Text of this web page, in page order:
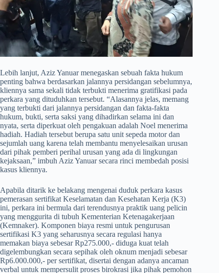
​Lebih lanjut, Aziz Yanuar menegaskan sebuah fakta hukum
penting bahwa berdasarkan jalannya persidangan sebelumnya,
kliennya sama sekali tidak terbukti menerima gratifikasi pada
perkara yang dituduhkan tersebut. “Alasannya jelas, memang
yang terbukti dari jalannya persidangan dan fakta-fakta
hukum, bukti, serta saksi yang dihadirkan selama ini dan
nyata, serta diperkuat oleh pengakuan adalah Noel menerima
hadiah. Hadiah tersebut berupa satu unit sepeda motor dan
sejumlah uang karena telah membantu menyelesaikan urusan
dari pihak pemberi perihal urusan yang ada di lingkungan
kejaksaan,” imbuh Aziz Yanuar secara rinci membedah posisi
kasus kliennya.
​Apabila ditarik ke belakang mengenai duduk perkara kasus
pemerasan sertifikat Keselamatan dan Kesehatan Kerja (K3)
ini, perkara ini bermula dari terendusnya praktik uang pelicin
yang menggurita di tubuh Kementerian Ketenagakerjaan
(Kemnaker). Komponen biaya resmi untuk pengurusan
sertifikasi K3 yang seharusnya secara regulasi hanya
memakan biaya sebesar Rp275.000,- diduga kuat telah
digelembungkan secara sepihak oleh oknum menjadi sebesar
Rp6.000.000,- per sertifikat, disertai dengan adanya ancaman
verbal untuk mempersulit proses birokrasi jika pihak pemohon